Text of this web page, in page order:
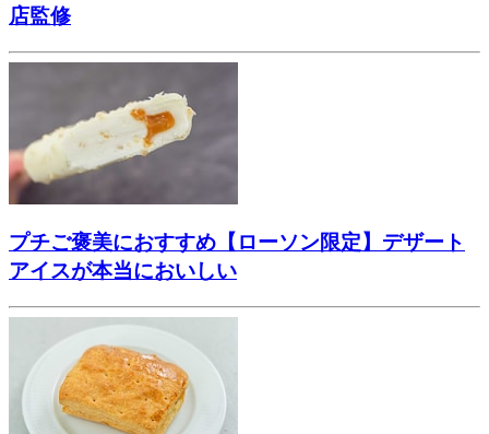
店監修
プチご褒美におすすめ【ローソン限定】デザート
アイスが本当においしい